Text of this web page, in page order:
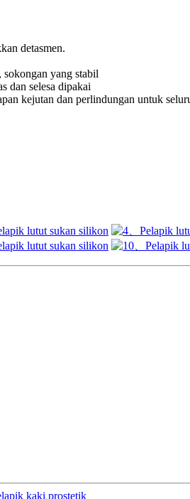
detasmen.
yang stabil
dan selesa dipakai
kejutan dan perlindungan untuk
kaki prostetik